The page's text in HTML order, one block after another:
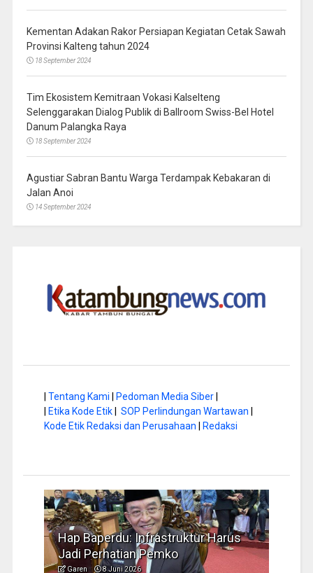
Kementan Adakan Rakor Persiapan Kegiatan Cetak Sawah
Provinsi Kalteng tahun 2024
18 September 2024
Tim Ekosistem Kemitraan Vokasi Kalselteng
Selenggarakan Dialog Publik di Ballroom Swiss-Bel Hotel
Danum Palangka Raya
18 September 2024
Agustiar Sabran Bantu Warga Terdampak Kebakaran di
Jalan Anoi
14 September 2024
Tentang Kami Pedoman Media Siber|
Etika Kode Etik| SOP Perlindungan Wartawan
Kode Etik Redaksi dan Perusahaan
Redaksi
Hap Baperdu: Infrastruktur Harus
Jadi Perhatian Pemko
Garen 8 Juni 2026